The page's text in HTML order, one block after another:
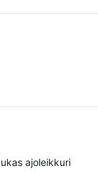
ajoleikkuri